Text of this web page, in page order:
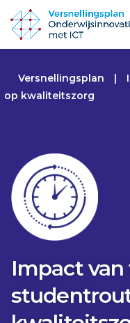
Versnellingsplan |
op kwaliteitszorg
Impact